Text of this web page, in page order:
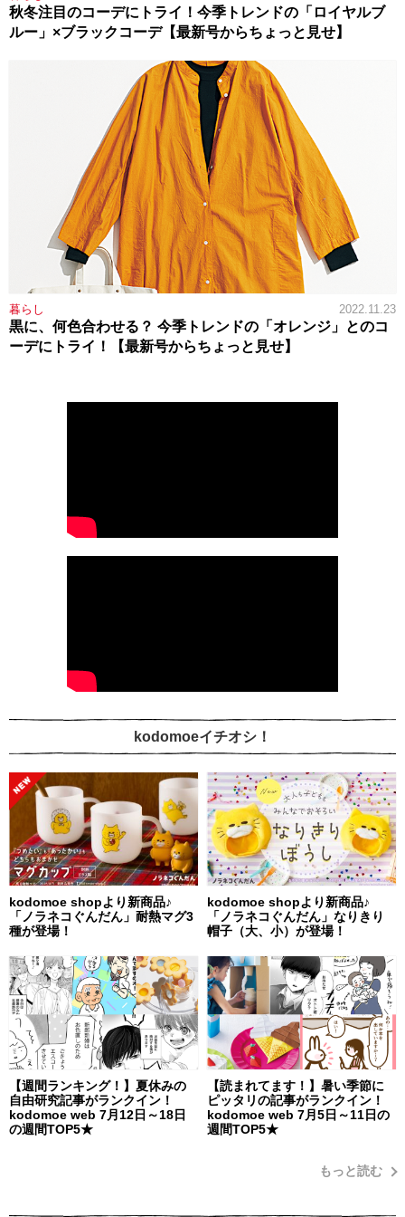
秋冬注目のコーデにトライ！今季トレンドの「ロイヤルブ
ルー」×ブラックコーデ【最新号からちょっと見せ】
暮らし 2022.11.23
黒に、何色合わせる？ 今季トレンドの「オレンジ」とのコ
ーデにトライ！【最新号からちょっと見せ】
kodomoeイチオシ！
kodomoe shopより新商品♪
「ノラネコぐんだん」耐熱マグ3
種が登場！
kodomoe shopより新商品♪
「ノラネコぐんだん」なりきり
帽子（大、小）が登場！
【週間ランキング！】夏休みの
自由研究記事がランクイン！
kodomoe web 7月12日～18日
の週間TOP5★
【読まれてます！】暑い季節に
ピッタリの記事がランクイン！
kodomoe web 7月5日～11日の
週間TOP5★
もっと読む